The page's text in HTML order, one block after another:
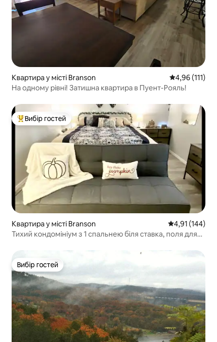
Квартира у місті Branson Середня
4,96 (111)
На одному рівні! Затишна квартира в Пуент-Рояль!
Топ вибір гостей
Вибір гостей
Квартира у місті Branson Середня
4,91 (144)
Тихий кондомініум з 1 спальнею біля ставка, поля для
Вибір гостей
Вибір гостей